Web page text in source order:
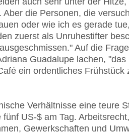
Aber die Personen, die
oder wie ich es gerade
zuerst als Unruhestifter
Auf die
Guadalupe lachen, "das
ein ordentliches Frühstück
Verhältnisse eine teure
US-$ am Tag. Arbeitsrecht,
Gewerkschaften und